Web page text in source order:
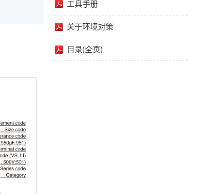
工具手册
关于环境对策
目录(全页)